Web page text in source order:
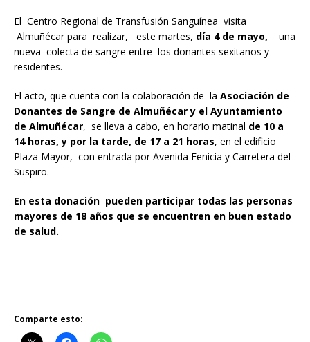
El Centro Regional de Transfusión Sanguínea visita
Almuñécar para realizar, este martes, día 4 de mayo,
una
nueva colecta de sangre entre los donantes sexitanos y
residentes.
El acto, que cuenta con la colaboración de la Asociación de
Donantes de Sangre de Almuñécar y el Ayuntamiento
de Almuñécar, se lleva a cabo, en horario matinal de 10 a
14 horas, y por la tarde, de 17 a 21 horas, en el edificio
Plaza Mayor, con entrada por Avenida Fenicia y Carretera del
Suspiro.
En esta donación pueden participar todas las personas
mayores de 18 años que se encuentren en buen estado
de salud.
Comparte esto: